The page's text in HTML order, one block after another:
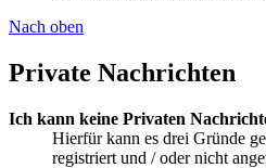
Nach oben
Private Nachrichten
Ich kann keine Privaten
Hierfür kann es drei Gründe
registriert und / oder nicht